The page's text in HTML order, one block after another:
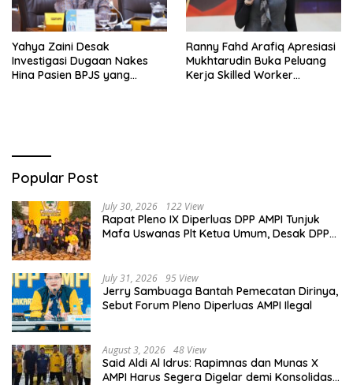
Yahya Zaini Desak
Investigasi Dugaan Nakes
Hina Pasien BPJS yang
Ranny Fahd Arafiq Apresiasi
Mukhtarudin Buka Peluang
Kerja Skilled Worker
Popular Post
July 30, 2026 122 View
Rapat Pleno IX Diperluas DPP AMPI Tunjuk
Mafa Uswanas Plt Ketua Umum, Desak DPP
July 31, 2026 95 View
Jerry Sambuaga Bantah Pemecatan Dirinya,
Sebut Forum Pleno Diperluas AMPI Ilegal
August 3, 2026 48 View
Said Aldi Al Idrus: Rapimnas dan Munas X
AMPI Harus Segera Digelar demi Konsolidasi